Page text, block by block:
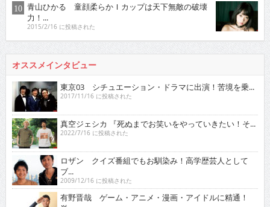
青山ひかる 童顔柔らかＩカップは天下無敵の破壊
力！...
2015/2/16 に投稿された
オススメインタビュー
東京03 シチュエーション・ドラマに出演！苦境を乗...
2017/11/16 に投稿された
真空ジェシカ 『死ぬまでお笑いをやっていきたい！そ...
2022/7/16 に投稿された
ロザン クイズ番組でもお馴染み！高学歴芸人として
ブ...
2009/12/16 に投稿された
有野晋哉 ゲーム・アニメ・漫画・アイドルに精通！